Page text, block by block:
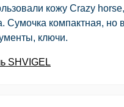
кожу Crazy
Сумочка компактная,
ключи.
SHVIGEL